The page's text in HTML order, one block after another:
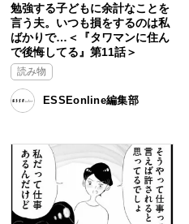
勉強する子どもに余計なことを
言う夫。いつも損をするのは私
ばかりで…＜『タワマンに住ん
で後悔してる』第11話＞
読み物
ESSEonline編集部